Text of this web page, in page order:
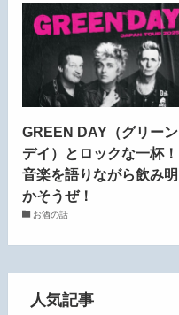
GREEN DAY（グリーン
デイ）とロックな一杯！
音楽を語りながら飲み明
かそうぜ！
お酒の話
人気記事